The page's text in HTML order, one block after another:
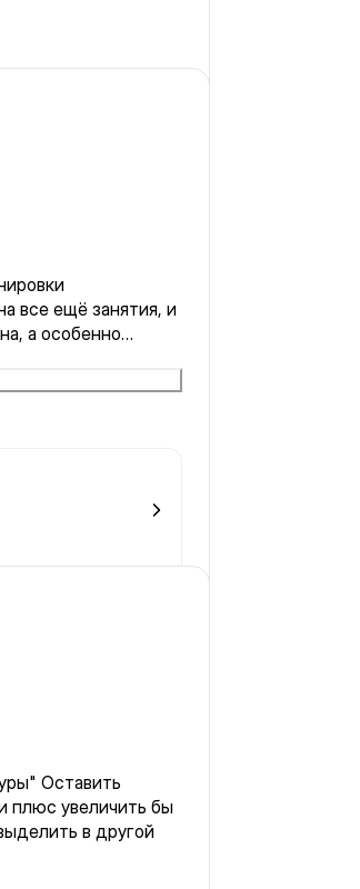
все ещё занятия, и
а особенно
Спасибо
Оставить
плюс увеличить бы
в другой